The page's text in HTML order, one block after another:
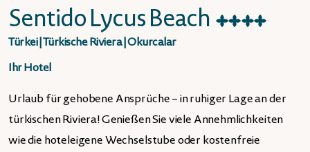
Sentido Lycus Beach ★★★★
Türkei|Türkische Riviera|Okurcalar
Ihr Hotel
Urlaub für gehobene Ansprüche – in ruhiger Lage an der
türkischen Riviera! Genießen Sie viele Annehmlichkeiten
wie die hoteleigene Wechselstube oder kostenfreie